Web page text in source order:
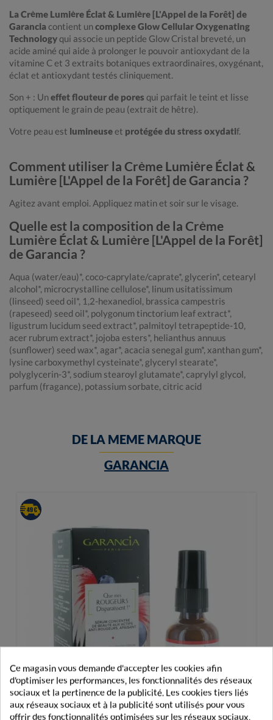
La Crème Lumière Éclat & Lumière [L'Appel de la Forêt] de
Garancia contient uncomplexe Glow Cellular Oxygenating
Technologyqui associe un peptide Glow Cristal breveté, un
acide aminé qui aide à prolonger le pouvoir antioxydant de la
vitamine C et 3 extraits botaniques extraordinaires, oxygénant,
éclat et antioxydant testés cliniquement.
Son + : Uneffet flouteur de pores qui parfait le teint et lisse
optiquement le grain de peau (extrait de hêtre).
Votre peau est lumineuseet protégée du stress oxydatif.
Comment utiliser la Crème Lumière Éclat &
Lumière [L'Appel de la Forêt] de Garancia ?
Agitez avant emploi. Appliquez matin et soir sur le visage.
Quelle est la composition de la Crème
Lumière Éclat & Lumière [L'Appel de la Forêt]
de Garancia ?
Aqua (water/eau)*, coco-caprylate/caprate*, glycerin*, cetearyl
alcohol*, microcrystalline cellulose*, linum usitatissimum
(linseed) seed oil*, 1,2-hexanediol, brassica campestris
(rapeseed) seed oil*, polygonum tinctorium leaf extract*,
ligustrum lucidum seed extract*, palmitoyl tetrapeptide-10,
acer rubrum extract*, jojoba esters*, helianthus annuus
(sunflower) seed wax*, agar*, acacia senegal gum*, xanthan gum*,
lysine carboxymethyl cysteinate*, glyceryl stearate*,
polyglycerin-3*, sodium stearoyl glutamate*, caprylyl glycol,
parfum (fragance), potassium sorbate, citric acid
DE LA MEME MARQUE
GARANCIA
Ce magasin vous demande d'accepter les cookies afin
d'optimiser les performances, les fonctionnalités des réseaux
sociaux et la pertinence de la publicité. Les cookies tiers liés
aux réseaux sociaux et à la publicité sont utilisés pour vous
offrir des fonctionnalités optimisées sur les réseaux sociaux,